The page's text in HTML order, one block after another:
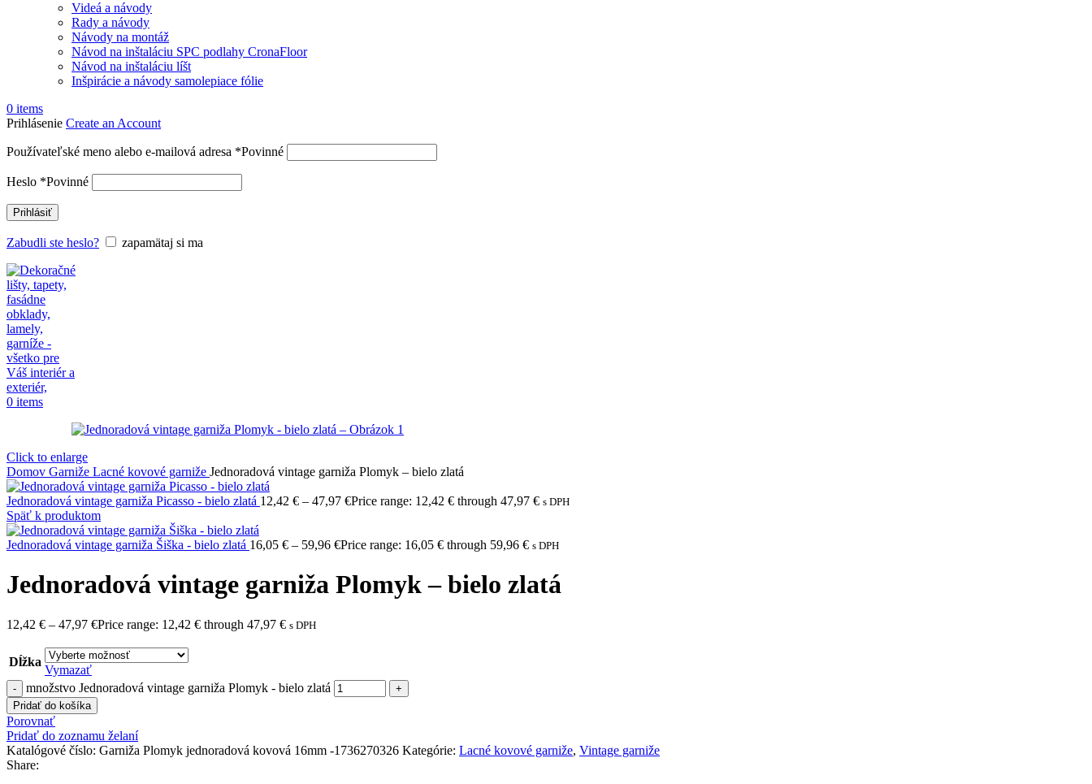
Videá a návody
Rady a návody
Návody na montáž
Návod na inštaláciu SPC podlahy CronaFloor
Návod na inštaláciu líšt
Inšpirácie a návody samolepiace fólie
0 items
Prihlásenie Create an Account
Používateľské meno alebo e-mailová adresa *Povinné
Heslo *Povinné
Prihlásiť
Zabudli ste heslo? zapamätaj si ma
0 items
Click to enlarge
Domov Garniže Lacné kovové garniže Jednoradová vintage garniža Plomyk – bielo zlatá
Jednoradová vintage garniža Picasso - bielo zlatá 12,42 € – 47,97 €Price range: 12,42 € through 47,97 € s DPH
Späť k produktom
Jednoradová vintage garniža Šiška - bielo zlatá 16,05 € – 59,96 €Price range: 16,05 € through 59,96 € s DPH
Jednoradová vintage garniža Plomyk – bielo zlatá
12,42 € – 47,97 €Price range: 12,42 € through 47,97 € s DPH
Dĺžka
Vymazať
množstvo Jednoradová vintage garniža Plomyk - bielo zlatá
Pridať do košíka
Porovnať
Pridať do zoznamu želaní
Katalógové číslo: Garniža Plomyk jednoradová kovová 16mm -1736270326 Kategórie: Lacné kovové garniže, Vintage garniže
Share: